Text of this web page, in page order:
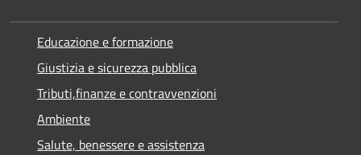
Educazione e formazione
Giustizia e sicurezza pubblica
Tributi,finanze e contravvenzioni
Ambiente
Salute, benessere e assistenza